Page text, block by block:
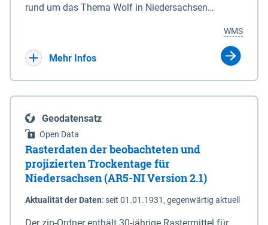
vor Sturmfluten, zu dienen bestimmt sind (§2 Abs.3
Eigenschaft eines Sperrwerkes durch Widmung, die
die Deichbehörde durch Verordnung ausspricht.
rund um das Thema Wolf in Niedersachsen
sowie Status der bestehenden Wolfsterritorien im
laufenden Monitoringjahr.
WMS
Mehr Infos
Geodatensatz
Open Data
Rasterdaten der beobachteten und
projizierten Trockentage für
Niedersachsen (AR5-NI Version 2.1)
Aktualität der Daten:seit 01.01.1931, gegenwärtig aktuell